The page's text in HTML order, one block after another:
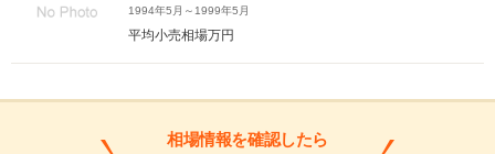
1994年5月～1999年5月
平均小売相場万円
相場情報を確認したら